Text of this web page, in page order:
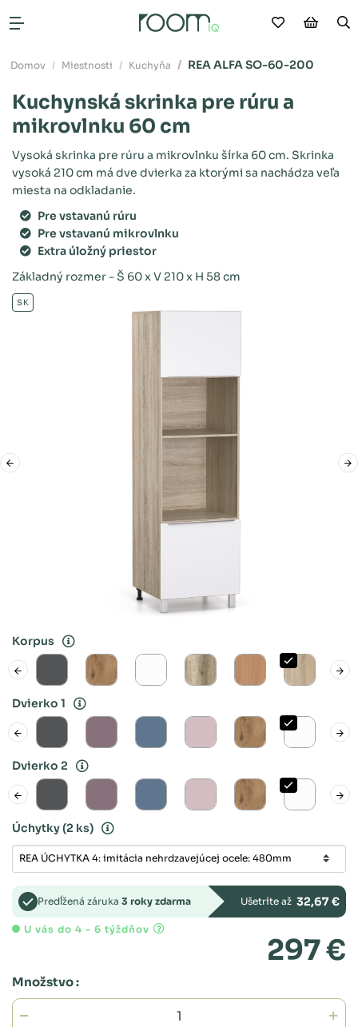
Otvoriť menu Moje
Domov Miestnosti Kuchyňa REA ALFA SO-60-200
Kuchynská skrinka pre rúru a
mikrovlnku 60 cm
Vysoká skrinka pre rúru a mikrovlnku šírka 60 cm. Skrinka
vysoká 210 cm má dve dvierka za ktorými sa nachádza veľa
miesta na odkladanie.
Pre vstavanú rúru
Pre vstavanú mikrovlnku
Extra úložný priestor
Základný rozmer - Š 60 x V 210 x H 58 cm
SK
Korpus
Dvierko 1
Dvierko 2
Úchytky(2 ks)
Predĺžená záruka 3 roky zdarma Ušetríte až 32,67 €
U vás do 4 - 6 týždňov
297 €
Množstvo :